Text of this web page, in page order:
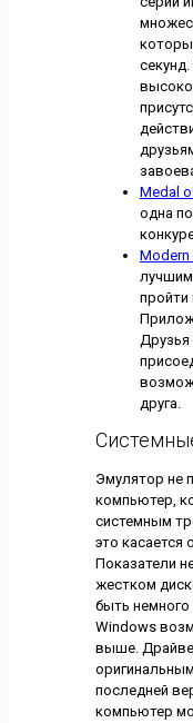
Medal
одна
Modern
лучшим
пройти
друга.
Эмулятор не
компьютер,
системным
это касается
Показатели
жестком
быть
Windows
выше.
последней
компьютер